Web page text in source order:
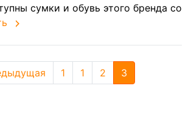
сумки и обувь этого бренда со
1 1 2 3